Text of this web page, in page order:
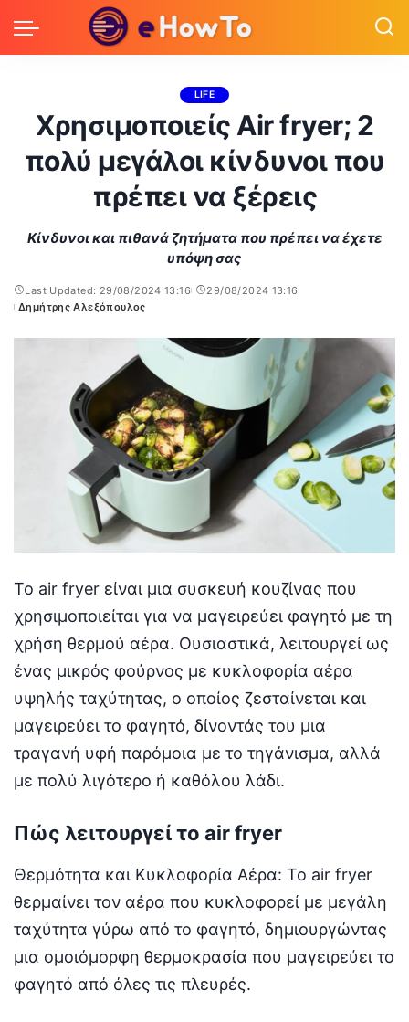
LIFE
Χρησιμοποιείς Air fryer; 2
πολύ μεγάλοι κίνδυνοι που
πρέπει να ξέρεις
Κίνδυνοι και πιθανά ζητήματα που πρέπει να έχετε
υπόψη σας
Last Updated: 29/08/2024 13:16
29/08/2024 13:16
Posted
Δημήτρης Αλεξόπουλος
Το air fryer είναι μια συσκευή κουζίνας που
χρησιμοποιείται για να μαγειρεύει φαγητό με τη
χρήση θερμού αέρα. Ουσιαστικά, λειτουργεί ως
ένας μικρός φούρνος με κυκλοφορία αέρα
υψηλής ταχύτητας, ο οποίος ζεσταίνεται και
μαγειρεύει το φαγητό, δίνοντάς του μια
τραγανή υφή παρόμοια με το τηγάνισμα, αλλά
με πολύ λιγότερο ή καθόλου λάδι.
Πώς λειτουργεί το air fryer
Θερμότητα και Κυκλοφορία Αέρα: Το air fryer
θερμαίνει τον αέρα που κυκλοφορεί με μεγάλη
ταχύτητα γύρω από το φαγητό, δημιουργώντας
μια ομοιόμορφη θερμοκρασία που μαγειρεύει το
φαγητό από όλες τις πλευρές.